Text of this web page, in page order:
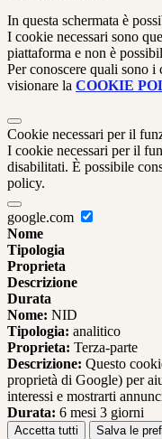
In questa schermata è
I cookie necessari sono
piattaforma e non è
Per conoscere quali sono i
visionare la COOKIE
Cookie necessari per il
I cookie necessari per il
disabilitati. È possibile
policy.
google.com
Nome
Tipologia
Proprieta
Descrizione
Durata
Nome: NID
Tipologia: analitico
Proprieta: Terza-parte
Descrizione: Questo
proprietà di Google) per
interessi e mostrarti
Durata: 6 mesi 3 giorni
Accetta tutti Salva le